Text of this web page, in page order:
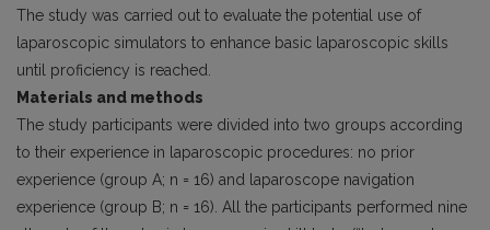
The study was carried out to evaluate the potential use of
laparoscopic simulators to enhance basic laparoscopic skills
until proficiency is reached.
Materials and methods
The study participants were divided into two groups according
to their experience in laparoscopic procedures: no prior
experience (group A; n = 16) and laparoscope navigation
experience (group B; n = 16). All the participants performed nine